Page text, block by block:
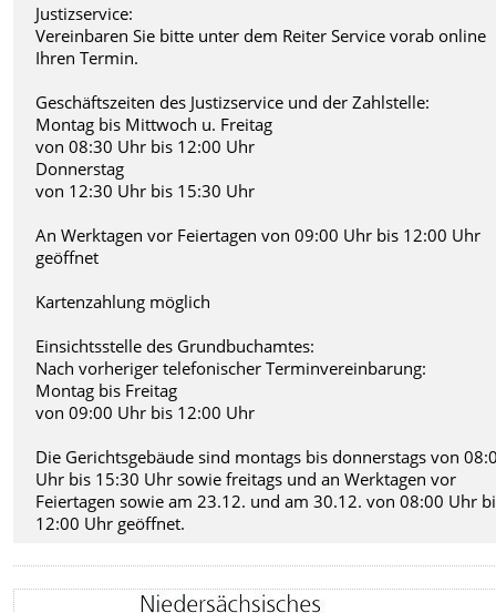
Justizservice:
Vereinbaren Sie bitte unter dem Reiter Service vorab online
Ihren Termin.
Geschäftszeiten des Justizservice und der Zahlstelle:
Montag bis Mittwoch u. Freitag
von 08:30 Uhr bis 12:00 Uhr
Donnerstag
von 12:30 Uhr bis 15:30 Uhr
An Werktagen vor Feiertagen von 09:00 Uhr bis 12:00 Uhr
geöffnet
Kartenzahlung möglich
Einsichtsstelle des Grundbuchamtes:
Nach vorheriger telefonischer Terminvereinbarung:
Montag bis Freitag
von 09:00 Uhr bis 12:00 Uhr
Die Gerichtsgebäude sind montags bis donnerstags von
Uhr bis 15:30 Uhr sowie freitags und an Werktagen vor
Feiertagen sowie am 23.12. und am 30.12. von 08:00 Uhr
12:00 Uhr geöffnet.